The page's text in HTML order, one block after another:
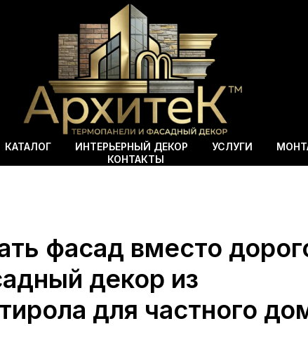
КАТАЛОГ ИНТЕРЬЕРНЫЙ ДЕКОР УСЛУГИ
КОНТАКТЫ
фасад вместо
декор из
для частного